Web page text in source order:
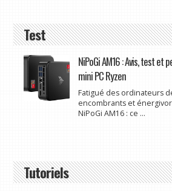
Test
NiPoGi AM16 : Avis, test et
mini PC Ryzen
Fatigué des ordinateurs
encombrants et
NiPoGi AM16 : ce ...
Tutoriels